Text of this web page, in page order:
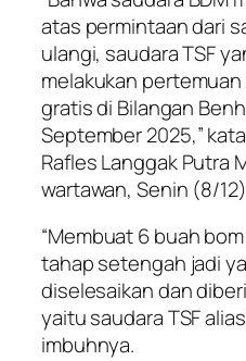
atas permintaan dari
ulangi, saudara TSF
melakukan
gratis di Bilangan
September 2025,”
Rafles Langgak Putra
wartawan, Senin (8/
“Membuat 6 buah
tahap setengah jadi
diselesaikan dan
yaitu saudara TSF
imbuhnya.